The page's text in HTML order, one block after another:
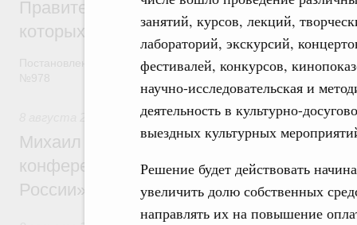
занятий, курсов, лекций,
лабораторий, экскурсий,
фестивалей, конкурсов,
научно-исследовательская и
деятельность в культурно-
выездных культурных
Решение будет действовать
увеличить долю собственных
направлять их на повышение
Правительство расширило перечень
которых освобождаются от НДФЛ
Постановление от 5 августа 2026 года
Отрасль информационных технологий
Михаил Мишустин дал поручения по
конференции «Цифровая индустрия
России»